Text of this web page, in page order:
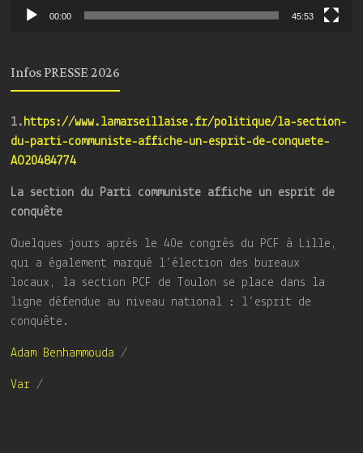
00:00 45:53
Infos PRESSE 2026
1. https://www.lamarseillaise.fr/politique/la-section-
du-parti-communiste-affiche-un-esprit-de-conquete-
AO20484774
La section du Parti communiste affiche un esprit de
conquête
Quelques jours après le 40e congrès du PCF à Lille,
qui a également marqué l’élection des bureaux
locaux, la section PCF de Toulon se place dans la
ligne défendue au niveau national : l’esprit de
conquête.
Adam Benhammouda /
Var /